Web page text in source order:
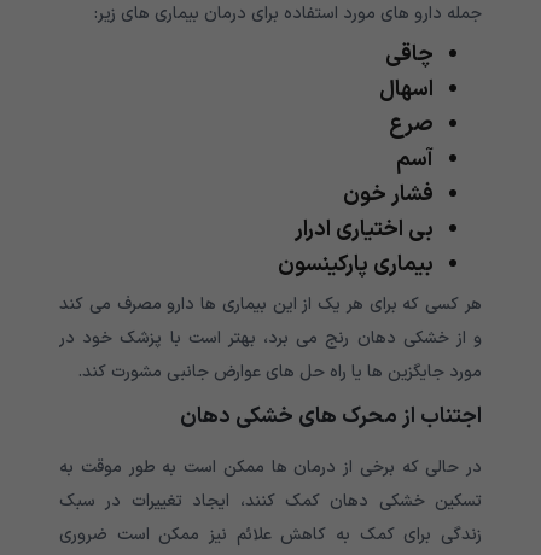
جمله دارو های مورد استفاده برای درمان بیماری های زیر:
چاقی
اسهال
صرع
آسم
فشار خون
بی اختیاری ادرار
بیماری پارکینسون
هر کسی که برای هر یک از این بیماری ها دارو مصرف می کند
و از خشکی دهان رنج می برد، بهتر است با پزشک خود در
مورد جایگزین ها یا راه حل های عوارض جانبی مشورت کند.
اجتناب از محرک های خشکی دهان
در حالی که برخی از درمان ها ممکن است به طور موقت به
تسکین خشکی دهان کمک کنند، ایجاد تغییرات در سبک
زندگی برای کمک به کاهش علائم نیز ممکن است ضروری